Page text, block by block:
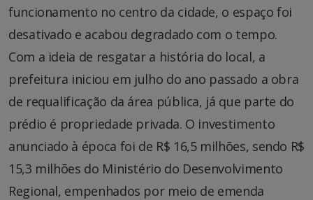
funcionamento no centro da cidade, o espaço foi
desativado e acabou degradado com o tempo.
Com a ideia de resgatar a história do local, a
prefeitura iniciou em julho do ano passado a obra
de requalificação da área pública, já que parte do
prédio é propriedade privada. O investimento
anunciado à época foi de R$ 16,5 milhões, sendo R$
15,3 milhões do Ministério do Desenvolvimento
Regional, empenhados por meio de emenda